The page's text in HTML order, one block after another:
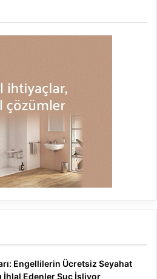
Engellilerin Ücretsiz Seyahat
İhlal Edenler Suç İşliyor